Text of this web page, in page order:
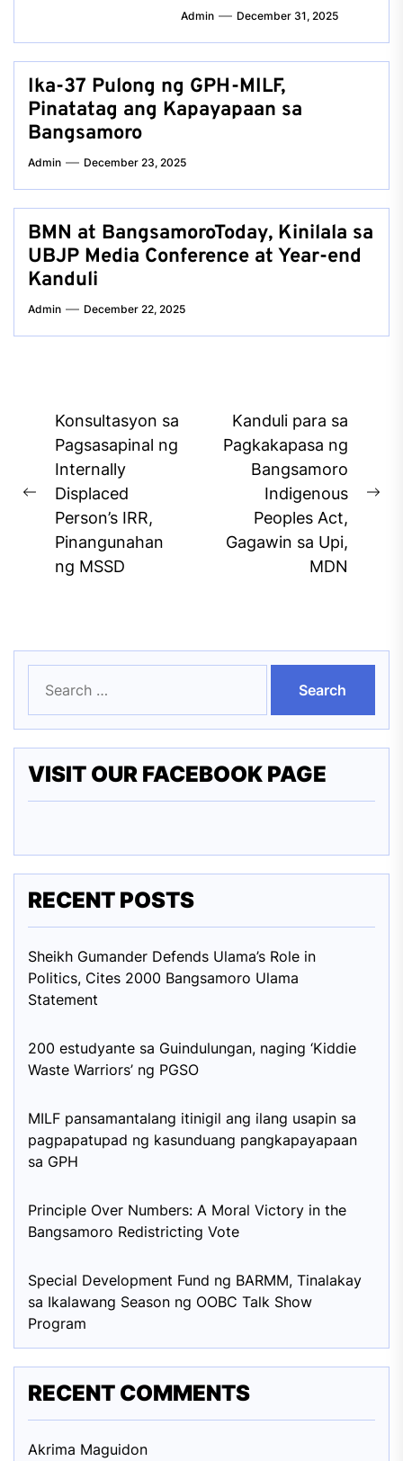
Admin December 31, 2025
Ika-37 Pulong ng GPH-MILF,
Pinatatag ang Kapayapaan sa
Bangsamoro
Admin December 23, 2025
BMN at BangsamoroToday, Kinilala sa
UBJP Media Conference at Year-end
Kanduli
Admin December 22, 2025
Post
navigation
Previous
post:
Konsultasyon sa
Pagsasapinal ng
Internally
Displaced
Person’s IRR,
Pinangunahan
ng MSSD
Kanduli para sa
Pagkakapasa ng
Bangsamoro
Indigenous
Peoples Act,
Gagawin sa Upi,
MDN
for:
VISIT OUR FACEBOOK PAGE
RECENT POSTS
Sheikh Gumander Defends Ulama’s Role in
Politics, Cites 2000 Bangsamoro Ulama
Statement
200 estudyante sa Guindulungan, naging ‘Kiddie
Waste Warriors’ ng PGSO
MILF pansamantalang itinigil ang ilang usapin sa
pagpapatupad ng kasunduang pangkapayapaan
sa GPH
Principle Over Numbers: A Moral Victory in the
Bangsamoro Redistricting Vote
Special Development Fund ng BARMM, Tinalakay
sa Ikalawang Season ng OOBC Talk Show
Program
RECENT COMMENTS
Akrima Maguidon